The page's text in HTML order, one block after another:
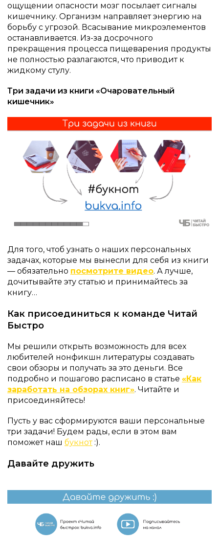
ощущении опасности мозг посылает сигналы
кишечнику. Организм направляет энергию на
борьбу с угрозой. Всасывание микроэлементов
останавливается. Из-за досрочного
прекращения процесса пищеварения продукты
не полностью разлагаются, что приводит к
жидкому стулу.
Три задачи из книги «Очаровательный
кишечник»
Для того, чтоб узнать о наших персональных
задачах, которые мы вынесли для себя из книги
— обязательно посмотрите видео. А лучше,
дочитывайте эту статью и принимайтесь за
книгу…
Как присоединиться к команде Читай
Быстро
Мы решили открыть возможность для всех
любителей нонфикшн литературы создавать
свои обзоры и получать за это деньги. Все
подробно и пошагово расписано в статье «Как
заработать на обзорах книг». Читайте и
присоединяйтесь!
Пусть у вас сформируются ваши персональные
три задачи! Будем рады, если в этом вам
поможет наш букнот:).
Давайте дружить